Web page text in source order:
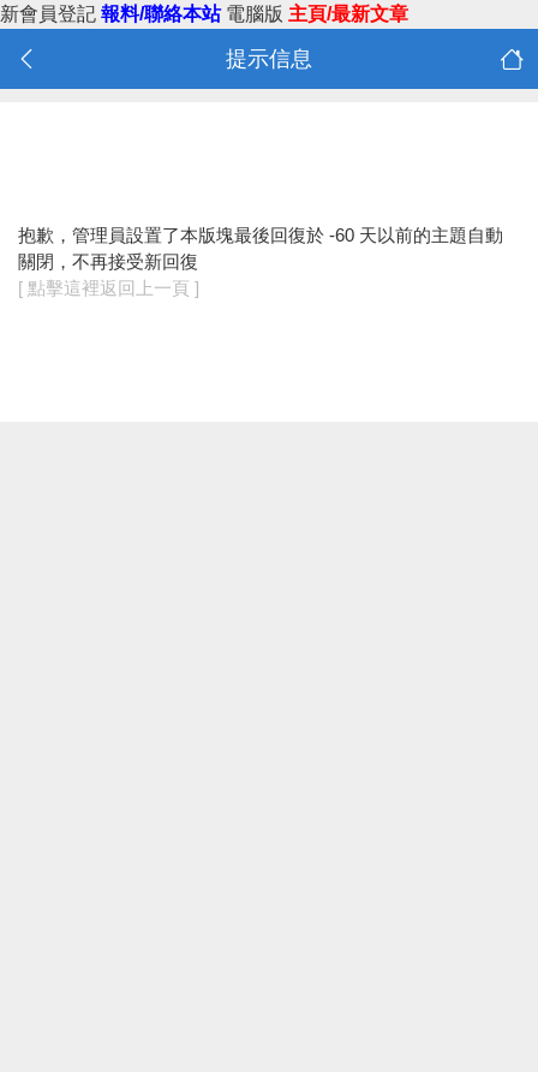
新會員登記 報料/聯絡本站 電腦版 主頁/最新文章
提示信息
抱歉，管理員設置了本版塊最後回復於 -60 天以前的主題自動
關閉，不再接受新回復
[ 點擊這裡返回上一頁 ]